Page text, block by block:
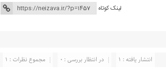
لینک کوتاه
مجموع نظرات : 1 در انتظار بررسی : 0 انتشار یافته : ۱